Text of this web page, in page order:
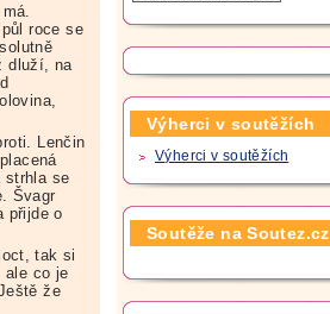
roce se
dluží, na
Lenčin
strhla se
Švagr
přijde o
tak si
ale co je
že
Výherci v soutěžích
Výherci v soutěžích
Soutěže na Soutez.cz